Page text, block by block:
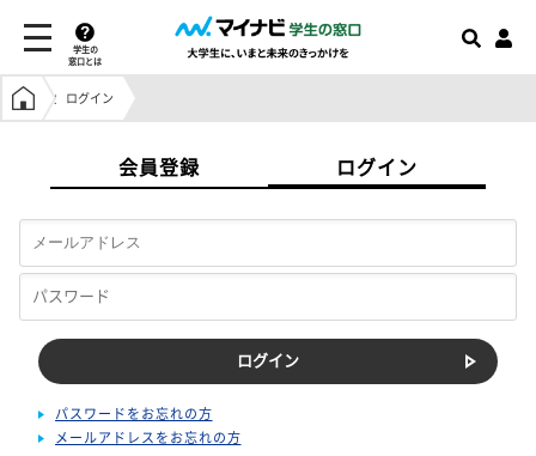
学生の
窓口とは
学生の窓口トップ
ログイン
会員登録 ログイン
パスワードをお忘れの方
メールアドレスをお忘れの方